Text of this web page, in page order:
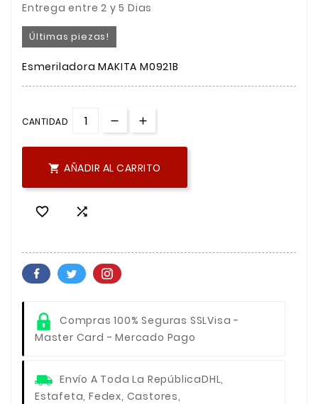
Entrega entre 2 y 5 Dias
Últimas piezas!
Esmeriladora MAKITA M0921B
CANTIDAD
 AÑADIR AL CARRITO
 
Compras 100% Seguras SSLVisa -
Master Card - Mercado Pago
Envío A Toda La RepúblicaDHL,
Estafeta, Fedex, Castores,